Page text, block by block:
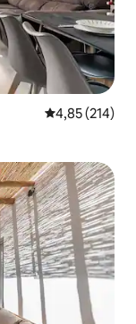
Évaluation
4,85 (214)